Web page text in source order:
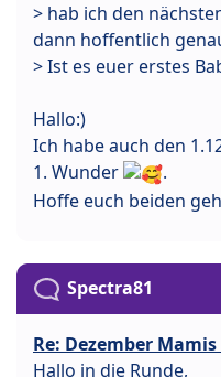
> hab ich den
dann hoffentlich
> Ist es euer erstes
Hallo:)
Ich habe auch den
1. Wunder
.
Hoffe euch beiden
Spectra81
Re: Dezember Mamis
Hallo in die Runde,